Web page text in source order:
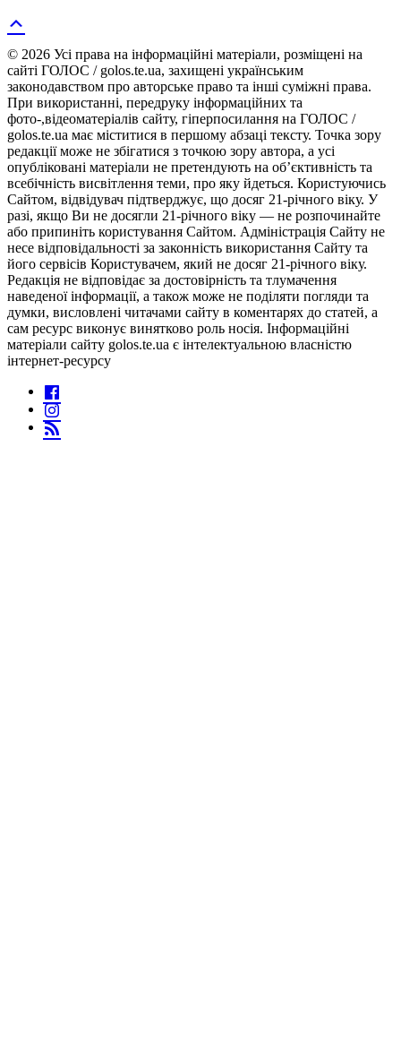
© 2026 Усі права на інформаційні матеріали, розміщені на
сайті ГОЛОС / golos.te.ua, захищені українським
законодавством про авторське право та інші суміжні права.
При використанні, передруку інформаційних та
фото-,відеоматеріалів сайту, гіперпосилання на ГОЛОС /
golos.te.ua має міститися в першому абзаці тексту. Точка зору
редакції може не збігатися з точкою зору автора, а усі
опубліковані матеріали не претендують на об’єктивність та
всебічність висвітлення теми, про яку йдеться. Користуючись
Сайтом, відвідувач підтверджує, що досяг 21-річного віку. У
разі, якщо Ви не досягли 21-річного віку — не розпочинайте
або припиніть користування Сайтом. Адміністрація Сайту не
несе відповідальності за законність використання Сайту та
його сервісів Користувачем, який не досяг 21-річного віку.
Редакція не відповідає за достовірність та тлумачення
наведеної інформації, а також може не поділяти погляди та
думки, висловлені читачами сайту в коментарях до статей, а
сам ресурс виконує винятково роль носія. Інформаційні
матеріали сайту golos.te.ua є інтелектуальною власністю
інтернет-ресурсу